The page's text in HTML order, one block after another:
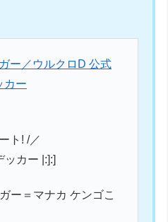
ー／ウルクロD 公式
カー
ト! /／
ッカー |:]:]
ー＝マナカ ケンゴこ